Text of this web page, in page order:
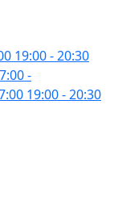
19:00 - 20:30
-
19:00 - 20:30